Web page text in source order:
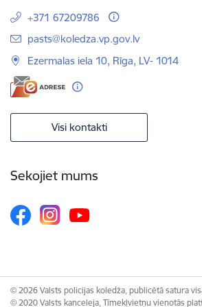
+371 67209786
E-pasts:
pasts@koledza.vp.gov.lv
Ezermalas iela 10, Rīga, LV- 1014
Visi kontakti
Sekojiet mums
© 2026 Valsts policijas koledža, publicētā satura
© 2020 Valsts kanceleja, Tīmekļvietņu vienotās